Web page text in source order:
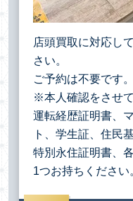
店頭買取に対応し
さい。
ご予約は不要です。
※本人確認をさせ
運転経歴証明書、
ト、学生証、住民
特別永住証明書、
1つお持ちください